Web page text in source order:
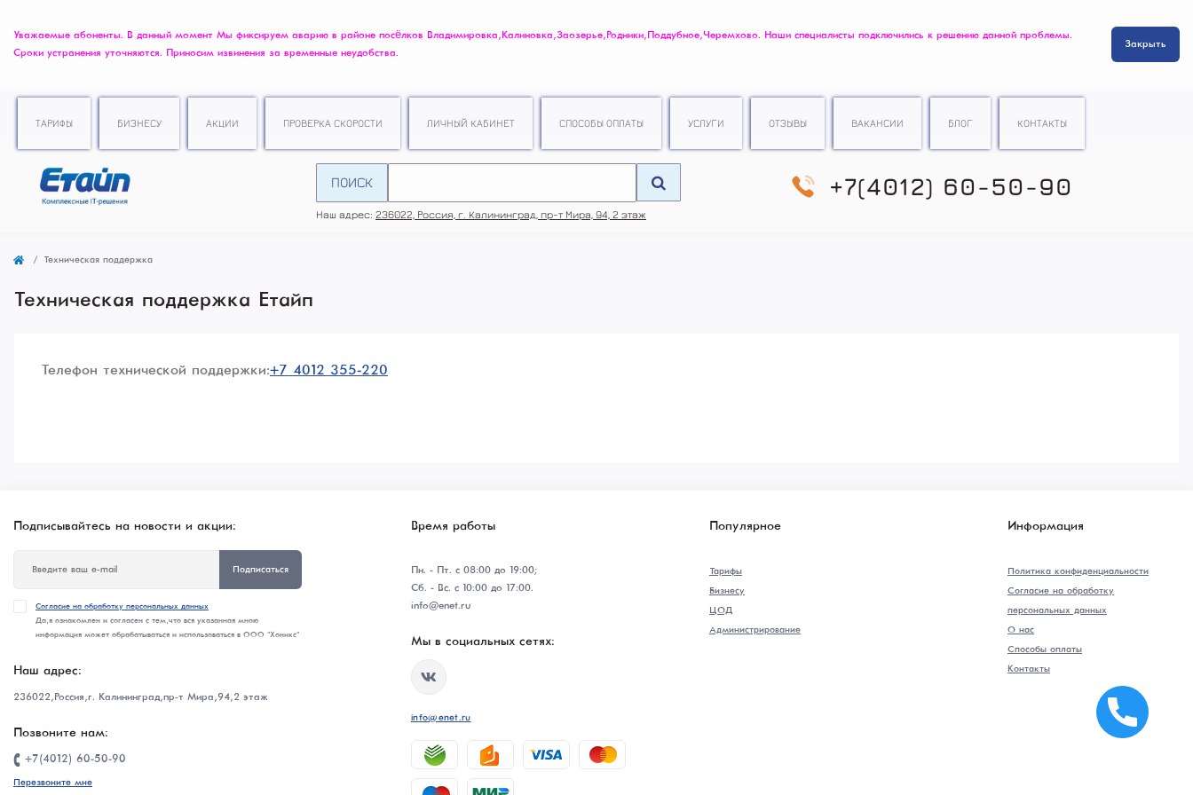
Уважаемые абоненты. В данный момент Мы фиксируем аварию в районе посёлков Владимировка, Калиновка, Заозерье, Родники, Поддубное, Черемхово. Наши специалисты подключились к решению данной проблемы.
Сроки устранения уточняются. Приносим извинения за временные неудобства.
Закрыть
ТАРИФЫ БИЗНЕСУ АКЦИИ ПРОВЕРКА СКОРОСТИ ЛИЧНЫЙ КАБИНЕТ СПОСОБЫ ОПЛАТЫ УСЛУГИ ОТЗЫВЫ ВАКАНСИИ БЛОГ КОНТАКТЫ
ПОИСК
Наш адрес: 236022, Россия, г. Калининград, пр-т Мира, 94, 2 этаж
+7(4012) 60-50-90
Техническая поддержка
Техническая поддержка Етайп
Телефон технической поддержки:+7 4012 355-220
Подписывайтесь на новости и акции:
Подписаться
Согласие на обработку персональных данных
Да, я ознакомлен и согласен с тем, что вся указанная мною
информация может обрабатываться и использоваться в ООО "Хоникс"
Наш адрес:
236022, Россия, г. Калининград, пр-т Мира, 94, 2 этаж
Позвоните нам:
+7(4012) 60-50-90
Перезвоните мне
Время работы
Пн. - Пт. с 08:00 до 19:00;
Сб. - Вс. с 10:00 до 17:00.
info@enet.ru
Мы в социальных сетях:
info@enet.ru
Популярное
Тарифы
Бизнесу
ЦОД
Администрирование
Информация
Политика конфиденциальности
Согласие на обработку
персональных данных
О нас
Способы оплаты
Контакты